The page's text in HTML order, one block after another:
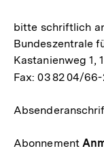
bitte schriftlich
Bundeszentrale
Kastanienweg 1,
Fax: 03 82 04/
Abonnement